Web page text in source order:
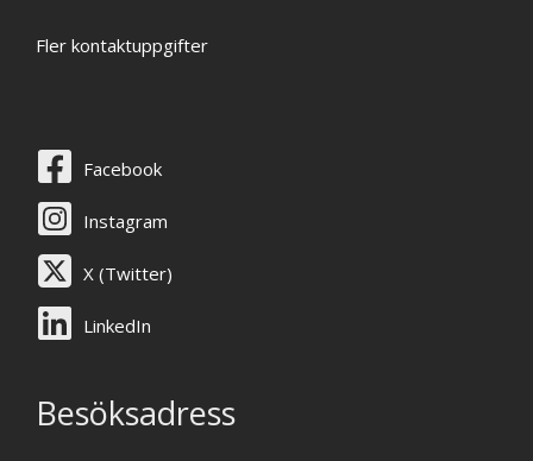
Fler kontaktuppgifter
Facebook
Instagram
X (Twitter)
LinkedIn
Besöksadress